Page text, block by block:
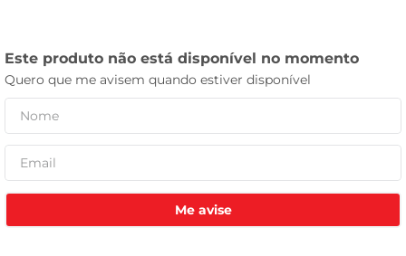
Me avise
leite pó